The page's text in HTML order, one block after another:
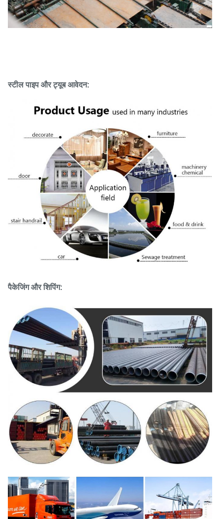
स्टील पाइप और ट्यूब आवेदन:
पैकेजिंग और शिपिंग: